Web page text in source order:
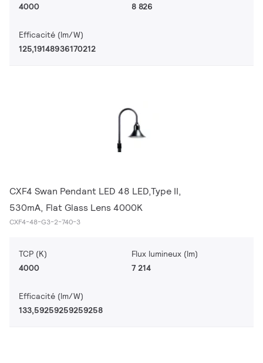
4000 8 826
Efficacité (lm/W)
125,19148936170212
CXF4 Swan Pendant LED 48 LED,Type II,
530mA, Flat Glass Lens 4000K
CXF4-48-G3-2-740-3
TCP (K)
4000
Flux lumineux (lm)
7 214
Efficacité (lm/W)
133,59259259259258